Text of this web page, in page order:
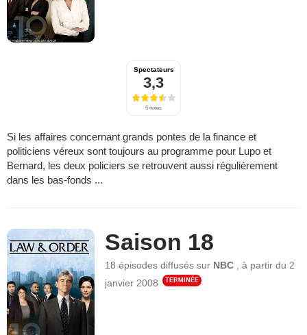
Spectateurs
3,3
6 notes
Si les affaires concernant grands pontes de la finance et
politiciens véreux sont toujours au programme pour Lupo et
Bernard, les deux policiers se retrouvent aussi régulièrement
dans les bas-fonds ...
Saison 18
18 épisodes diffusés sur NBC ,à partir du 2
janvier 2008
TERMINÉE